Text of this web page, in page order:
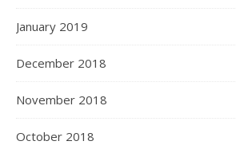
January 2019
December 2018
November 2018
October 2018